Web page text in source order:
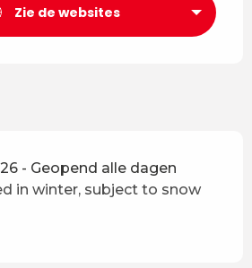
Zie de websites
- Geopend alle dagen
in winter, subject to snow